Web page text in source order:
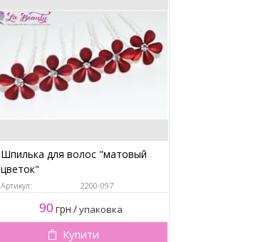
Шпилька для волос "матовый
цветок"
Артикул: 2200-097
90 грн /упаковка
Купити